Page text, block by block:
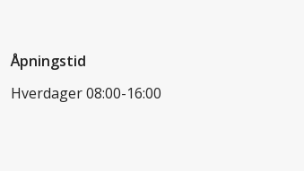
Åpningstid
Hverdager 08:00-16:00